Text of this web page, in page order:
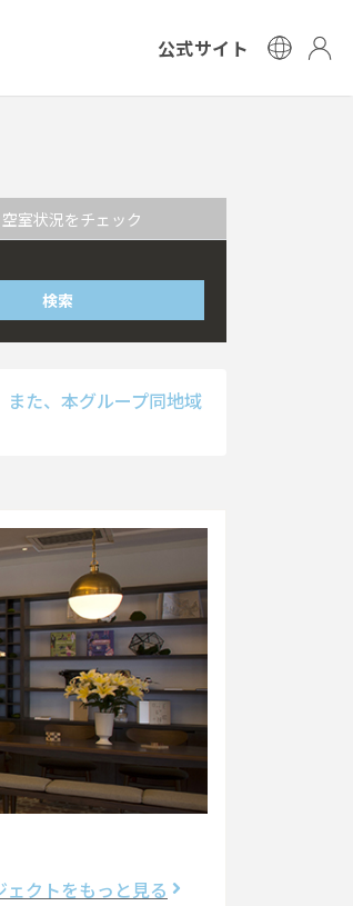
公式サイト
空室状況をチェック
検索
た、本グループ同地域
ェクトをもっと見る